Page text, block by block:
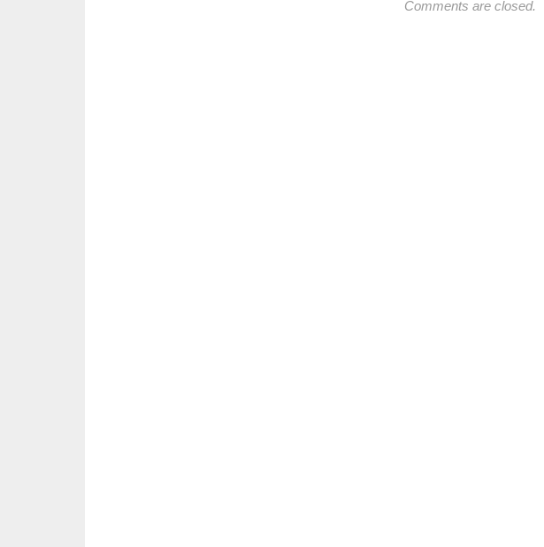
Comments are closed.